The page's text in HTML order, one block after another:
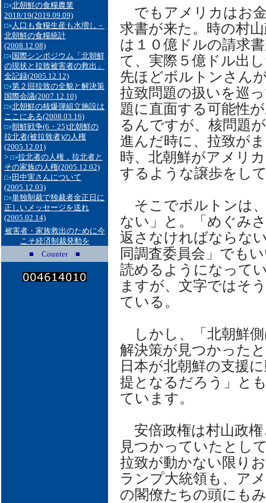
北朝鮮の食糧農業
2018/19(2019.09.09)
人口も食糧生産も水増し－
北朝鮮の食糧統計
(2008.12.08)
国際シンポジウム「北朝鮮
の現状と拉致被害者の救出」
全記録(2005.12.12)
第２回拉致の全貌と解決策
国際会議(2007.12.10)
北朝鮮の核爆弾組立施設は
ここにある(2008.03.16)
朝鮮戦争(6・25)北朝鮮の
拉北者(被拉致者)の人権
(2005.12.01)
>
拉北者の人権，拉北者と
その家族の人権(2005.12.02)
田中実さんについて
(2005.12.03)
単独制裁で独裁者金正日に
正しいメッセージを送れ
(2005.02.14)
被害者・家族救出のために今
こそ経済制裁発動を
■ Counter ■
でもアメリカはお
求書が来た。時の村
は１０億ドルの請求
て、実際５億ドル出
先ほどボルトンさん
拉致問題の扱いを巡
題に直面する可能性
るんですが、核問題
進んだ時に、拉致が
時、北朝鮮がアメリ
するような譲歩をし
そこでボルトンは
ない」と。「めぐみ
返さなければならな
同調査委員会」でも
読めるようになって
ますが、文字ではそ
ている。
しかし、「北朝鮮
解決策が見つかった
日本が北朝鮮の支援
提となるだろう」と
ています。
安倍政権は村山政
見つかっていたとし
拉致が動かない限り
ランプ大統領も、ア
の閣僚たちの頭にも